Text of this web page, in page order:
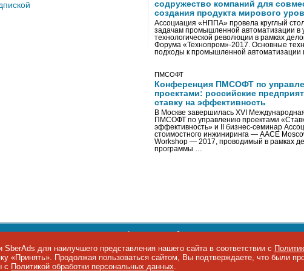
содружество компаний для
создания продукта мирового
Ассоциация «НППА» провела круглый
задачам промышленной автоматизации в
технологической революции в рамках
Форума «Технопром»-2017. Основные
подходы к промышленной автоматизации
ПМСОФТ
Конференция ПМСОФТ по
проектами: российские
ставку на эффективность
В Москве завершилась XVI
ПМСОФТ по управлению проектами
эффективность» и II бизнес-семинар
стоимостного инжиниринга — AACE
Workshop — 2017, проводимый в рамках
программы …
персональных данных,информация об авторских правах и порядке
+7 495 974-22-60. Факс: +7 495 974-22-63. E-mail:
siteeditor@iemag.ru
IT-рынка
для наилучшего представления нашего сайта в соответствии с
«Принять». Продолжая пользоваться сайтом, Вы подтверждаете, что были
с Политикой обработки персональных данных.